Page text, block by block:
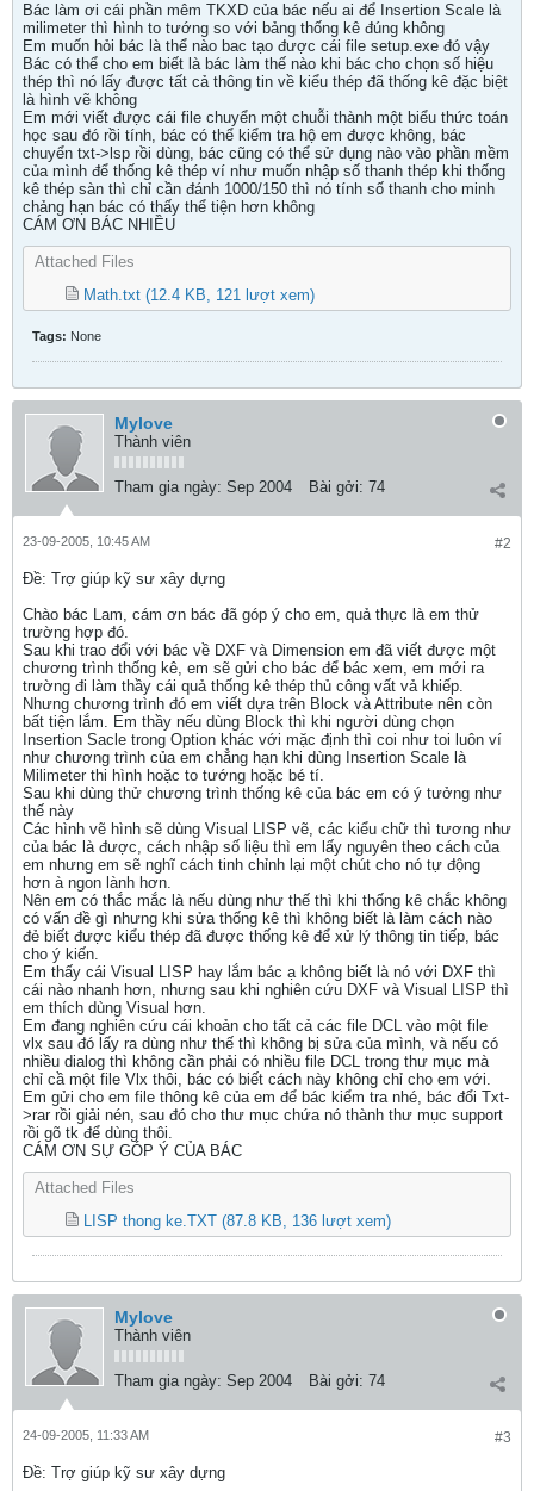
Bác làm ơi cái phần mêm TKXD của bác nếu ai để Insertion Scale là
milimeter thì hình to tướng so với bảng thống kê đúng không
Em muốn hỏi bác là thể nào bac tạo được cái file setup.exe đó vậy
Bác có thể cho em biết là bác làm thế nào khi bác cho chọn số hiệu
thép thì nó lấy được tất cả thông tin về kiểu thép đã thống kê đặc biệt
là hình vẽ không
Em mới viết được cái file chuyển một chuỗi thành một biểu thức toán
học sau đó rồi tính, bác có thể kiểm tra hộ em được không, bác
chuyển txt->lsp rồi dùng, bác cũng có thể sử dụng nào vào phần mềm
của mình để thống kê thép ví như muốn nhập số thanh thép khi thống
kê thép sàn thì chỉ cần đánh 1000/150 thì nó tính số thanh cho minh
chảng hạn bác có thấy thể tiện hơn không
CÁM ƠN BÁC NHIỀU
Attached Files
Math.txt (12.4 KB, 121 lượt xem)
Tags: None
Mylove
Thành viên
Tham gia ngày: Sep 2004 Bài gởi: 74
#2
23-09-2005, 10:45 AM
Ðề: Trợ giúp kỹ sư xây dựng
Chào bác Lam, cám ơn bác đã góp ý cho em, quả thực là em thử
trường hợp đó.
Sau khi trao đổi với bác về DXF và Dimension em đã viết được một
chương trình thống kê, em sẽ gửi cho bác để bác xem, em mới ra
trường đi làm thầy cái quả thống kê thép thủ công vất vả khiếp.
Nhưng chương trình đó em viết dựa trên Block và Attribute nên còn
bất tiện lắm. Em thầy nếu dùng Block thì khi người dùng chọn
Insertion Sacle trong Option khác với mặc định thì coi như toi luôn ví
như chương trình của em chẳng hạn khi dùng Insertion Scale là
Milimeter thi hình hoặc to tướng hoặc bé tí.
Sau khi dùng thử chương trình thống kê của bác em có ý tưởng như
thế này
Các hình vẽ hình sẽ dùng Visual LISP vẽ, các kiểu chữ thì tương như
của bác là được, cách nhập số liệu thì em lấy nguyên theo cách của
em nhưng em sẽ nghĩ cách tinh chỉnh lại một chút cho nó tự động
hơn à ngon lành hơn.
Nên em có thắc mắc là nếu dùng như thế thì khi thống kê chắc không
có vấn đề gì nhưng khi sửa thống kê thì không biết là làm cách nào
đẻ biết được kiểu thép đã được thống kê để xử lý thông tin tiếp, bác
cho ý kiến.
Em thấy cái Visual LISP hay lắm bác ạ không biết là nó với DXF thì
cái nào nhanh hơn, nhưng sau khi nghiên cứu DXF và Visual LISP thì
em thích dùng Visual hơn.
Em đang nghiên cứu cái khoản cho tất cả các file DCL vào một file
vlx sau đó lấy ra dùng như thế thì không bị sửa của mình, và nếu có
nhiều dialog thì không cần phải có nhiều file DCL trong thư mục mà
chỉ cầ một file Vlx thôi, bác có biết cách này không chỉ cho em với.
Em gửi cho em file thông kê của em để bác kiểm tra nhé, bác đổi Txt-
>rar rồi giải nén, sau đó cho thư mục chứa nó thành thư mục support
rồi gõ tk để dùng thôi.
CÁM ƠN SỰ GÓP Ý CỦA BÁC
Attached Files
LISP thong ke.TXT (87.8 KB, 136 lượt xem)
Mylove
Thành viên
Tham gia ngày: Sep 2004 Bài gởi: 74
#3
24-09-2005, 11:33 AM
Ðề: Trợ giúp kỹ sư xây dựng